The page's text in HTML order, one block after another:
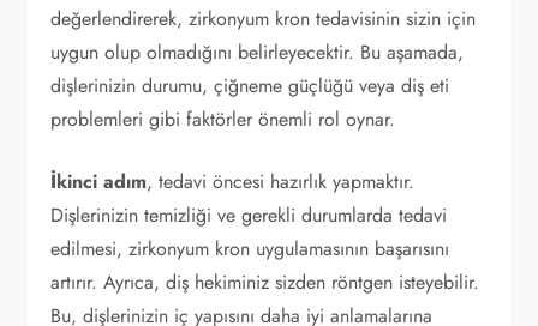
değerlendirerek, zirkonyum kron tedavisinin sizin için
uygun olup olmadığını belirleyecektir. Bu aşamada,
dişlerinizin durumu, çiğneme güçlüğü veya diş eti
problemleri gibi faktörler önemli rol oynar.
İkinci adım, tedavi öncesi hazırlık yapmaktır.
Dişlerinizin temizliği ve gerekli durumlarda tedavi
edilmesi, zirkonyum kron uygulamasının başarısını
artırır. Ayrıca, diş hekiminiz sizden röntgen isteyebilir.
Bu, dişlerinizin iç yapısını daha iyi anlamalarına